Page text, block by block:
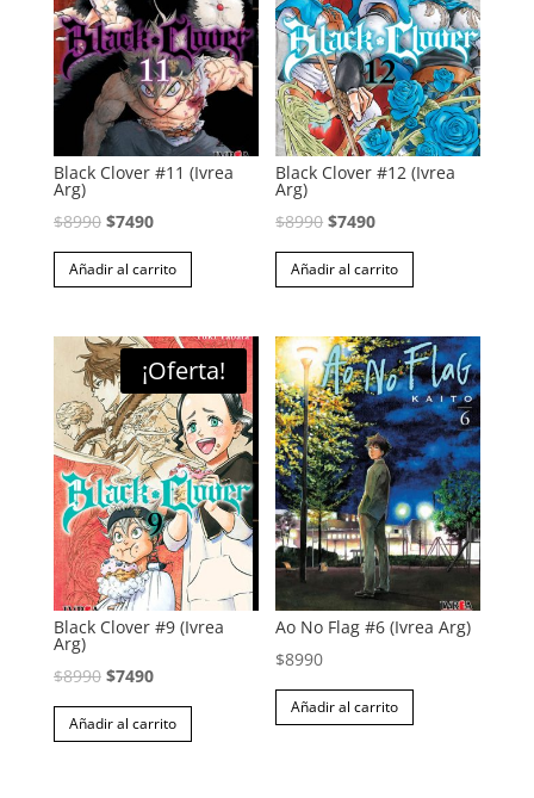
Black Clover #11 (Ivrea
Arg)
$8990 El
precio
original
$8990.
$7490El
precio
actual
$7490.
Añadir al carrito
Black Clover #12 (Ivrea
Arg)
$8990 El
precio
original
$8990.
$7490El
precio
actual
$7490.
Añadir al carrito
¡Oferta!
Black Clover #9 (Ivrea
Arg)
$8990 El
precio
original
$7490El
precio
actual
Añadir al carrito
Ao No Flag #6 (Ivrea Arg)
$8990
Añadir al carrito